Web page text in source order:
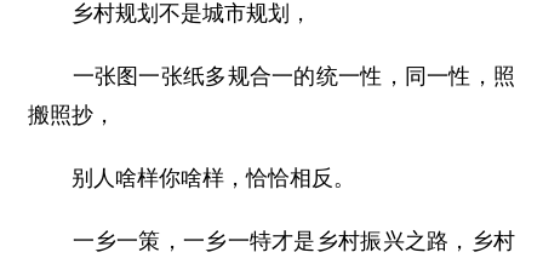
乡村规划不是城市规划，
一张图一张纸多规合一的统一性，同一性，照
搬照抄，
别人啥样你啥样，恰恰相反。
一乡一策，一乡一特才是乡村振兴之路，乡村